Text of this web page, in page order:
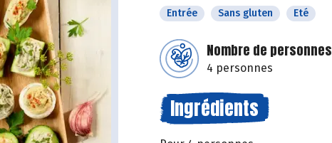
Entrée Sans gluten Eté
Nombre de personnes
4 personnes
Ingrédients